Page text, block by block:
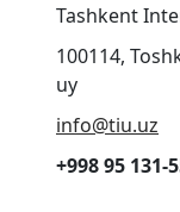
Tashkent
100114,
uy
info@tiu.uz
+998 95 131-